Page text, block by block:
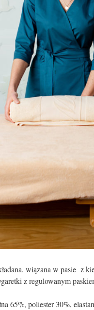
wiązana w pasie z
z regulowanym
65%, poliester 30%,